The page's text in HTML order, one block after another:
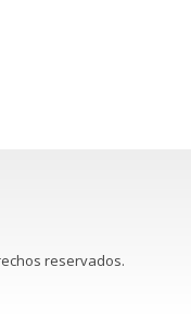
reservados.